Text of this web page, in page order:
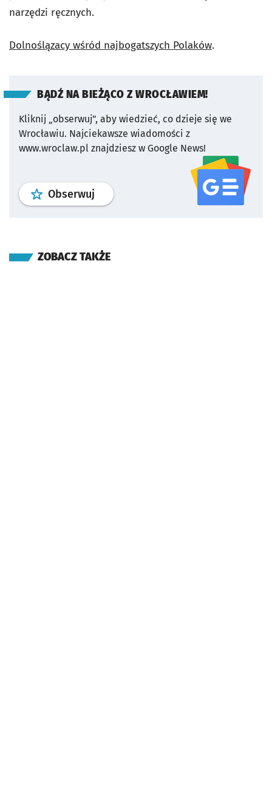
narzędzi ręcznych.
Dolnoślązacy wśród najbogatszych Polaków.
BĄDŹ NA BIEŻĄCO Z WROCŁAWIEM!
Kliknij „obserwuj”, aby wiedzieć, co dzieje się we
Wrocławiu. Najciekawsze wiadomości z
www.wroclaw.pl znajdziesz w Google News!
Obserwuj profil serwisu
ZOBACZ TAKŻE